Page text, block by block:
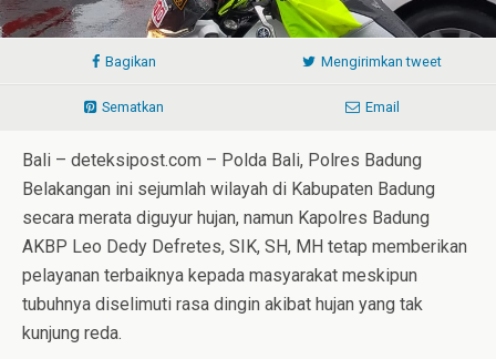
Bagikan Mengirimkan tweet
Sematkan Email
Bali – deteksipost.com – Polda Bali, Polres Badung
Belakangan ini sejumlah wilayah di Kabupaten Badung
secara merata diguyur hujan, namun Kapolres Badung
AKBP Leo Dedy Defretes, SIK, SH, MH tetap memberikan
pelayanan terbaiknya kepada masyarakat meskipun
tubuhnya diselimuti rasa dingin akibat hujan yang tak
kunjung reda.